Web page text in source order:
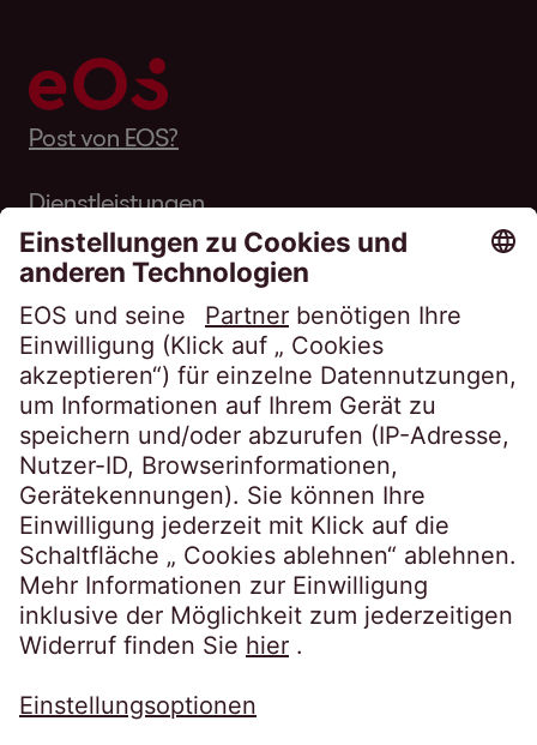
Post von EOS?
Dienstleistungen
Über EOS
Karriere
Folgen Sie uns auf
Datenschutzerklärung